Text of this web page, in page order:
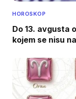
HOROSKOP
Do 13. avgusta
kojem se nisu